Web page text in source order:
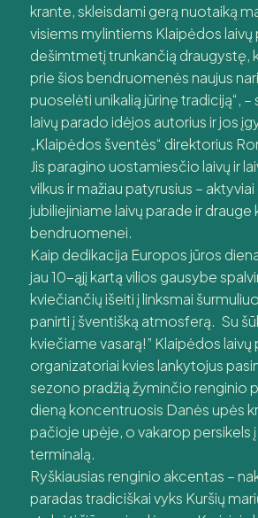
krante, skleisdami gerą nuotaiką
visiems mylintiems Klaipėdos laivų
dešimtmetį trunkančią draugystę,
prie šios bendruomenės naujus
puoselėti unikalią jūrinę tradiciją“,
laivų parado idėjos autorius ir jos
„Klaipėdos šventės“ direktorius
Jis paragino uostamiesčio laivų ir
vilkus ir mažiau patyrusius –
jubiliejiniame laivų parade ir drauge
bendruomenei.
Kaip dedikacija Europos jūros
jau 10-ąjį kartą vilios gausybe
kviečiančių išeiti į linksmai
panirti į šventišką atmosferą. Su
kviečiame vasarą!” Klaipėdos laivų
organizatoriai kvies lankytojus
sezono pradžią žyminčio renginio
dieną koncentruosis Danės upės
pačioje upėje, o vakarop persikels į
terminalą.
Ryškiausias renginio akcentas –
paradas tradiciškai vyks Kuršių